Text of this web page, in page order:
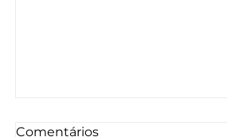
O PAI ME AMA
Comentários